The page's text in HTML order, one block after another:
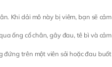
Khi dải mô này bị viêm, bạn sẽ cảm
ống cổ chân, gây đau, tê bì và cảm
đứng trên một viên sỏi hoặc đau buốt